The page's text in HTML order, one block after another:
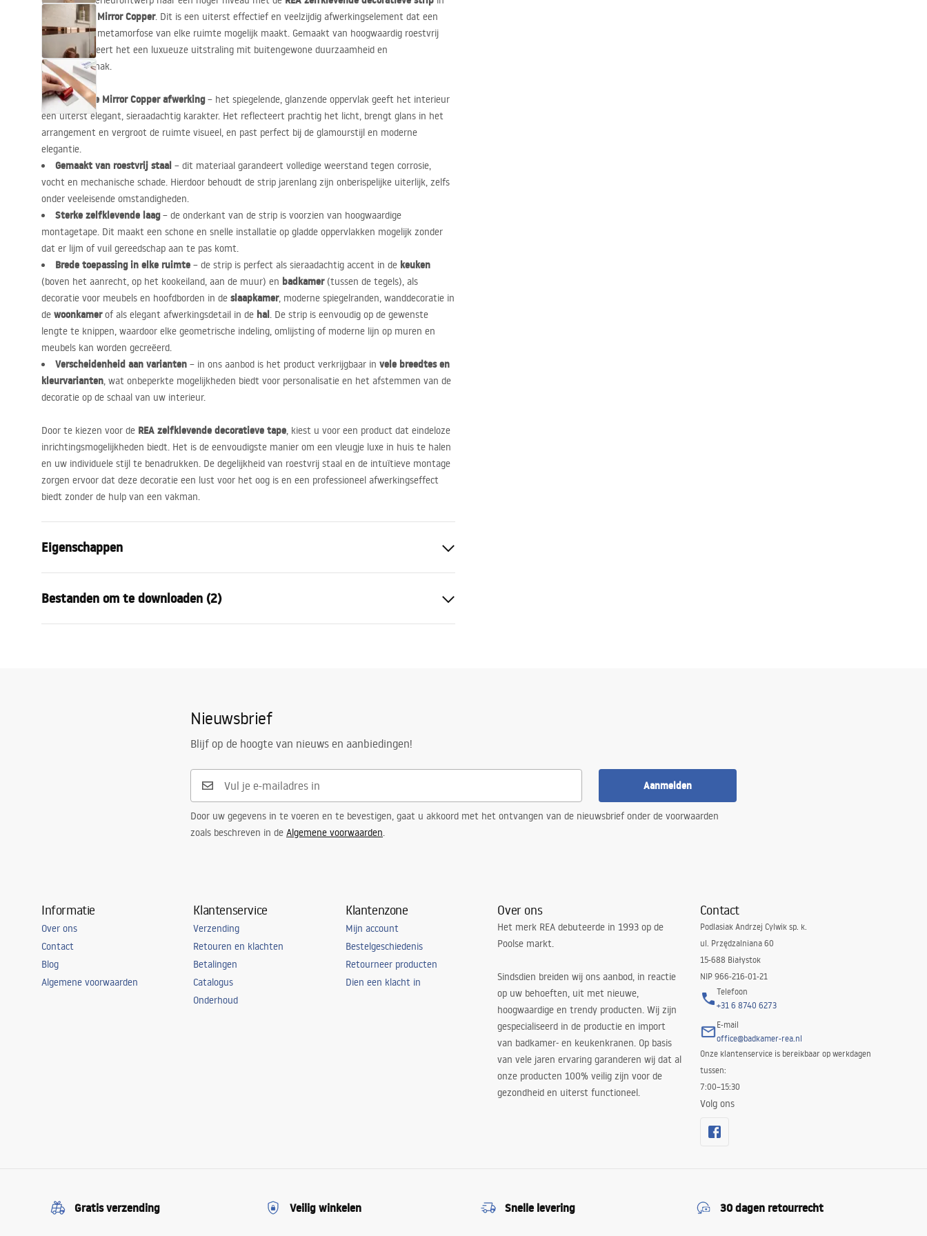
de afwerking Mirror Copper. Dit is een uiterst effectief en veelzijdig afwerkingselement dat een
onmiddellijke metamorfose van elke ruimte mogelijk maakt. Gemaakt van hoogwaardig roestvrij
staal, combineert het een luxueuze uitstraling mit buitengewone duurzaamheid en
installatiegemak.
Effectieve Mirror Copper afwerking– het spiegelende, glanzende oppervlak geeft het interieur
een uiterst elegant, sieraadachtig karakter. Het reflecteert prachtig het licht, brengt glans in het
arrangement en vergroot de ruimte visueel, en past perfect bij de glamourstijl en moderne
elegantie.
Gemaakt van roestvrij staal – dit materiaal garandeert volledige weerstand tegen corrosie,
vocht en mechanische schade. Hierdoor behoudt de strip jarenlang zijn onberispelijke uiterlijk, zelfs
onder veeleisende omstandigheden.
Sterke zelfklevende laag– de onderkant van de strip is voorzien van hoogwaardige
montagetape. Dit maakt een schone en snelle installatie op gladde oppervlakken mogelijk zonder
dat er lijm of vuil gereedschap aan te pas komt.
Brede toepassing in elke ruimte – de strip is perfect als sieraadachtig accent in de keuken
(boven het aanrecht, op het kookeiland, aan de muur) en badkamer(tussen de tegels), als
decoratie voor meubels en hoofdborden in de slaapkamer, moderne spiegelranden, wanddecoratie in
de woonkamerof als elegant afwerkingsdetail in de hal. De strip is eenvoudig op de gewenste
lengte te knippen, waardoor elke geometrische indeling, omlijsting of moderne lijn op muren en
meubels kan worden gecreëerd.
Verscheidenheid aan varianten – in ons aanbod is het product verkrijgbaar in vele breedtes en
kleurvarianten, wat onbeperkte mogelijkheden biedt voor personalisatie en het afstemmen van de
decoratie op de schaal van uw interieur.
Door te kiezen voor de REA zelfklevende decoratieve tape, kiest u voor een product dat eindeloze
inrichtingsmogelijkheden biedt. Het is de eenvoudigste manier om een vleugje luxe in huis te halen
en uw individuele stijl te benadrukken. De degelijkheid van roestvrij staal en de intuïtieve montage
zorgen ervoor dat deze decoratie een lust voor het oog is en een professioneel afwerkingseffect
biedt zonder de hulp van een vakman.
Eigenschappen
Kleur
Materiaal
Roestvrij staal
Ja
24 maanden
Bestanden om te downloaden (2)
Nieuwsbrief
Blijf op de hoogte van nieuws en aanbiedingen!
Aanmelden
Door uw gegevens in te voeren en te bevestigen, gaat u akkoord met het ontvangen van de nieuwsbrief onder de voorwaarden
zoals beschreven in de Algemene voorwaarden.
Informatie
Over ons
Contact
Blog
Algemene voorwaarden
Klantenservice
Verzending
Retouren en klachten
Betalingen
Catalogus
Onderhoud
Klantenzone
Mijn account
Bestelgeschiedenis
Retourneer producten
Dien een klacht in
Over ons
Het merk REA debuteerde in 1993 op de
Poolse markt.
Sindsdien breiden wij ons aanbod, in reactie
op uw behoeften, uit met nieuwe,
hoogwaardige en trendy producten. Wij zijn
gespecialiseerd in de productie en import
van badkamer- en keukenkranen. Op basis
van vele jaren ervaring garanderen wij dat al
onze producten 100% veilig zijn voor de
gezondheid en uiterst functioneel.
Contact
Podlasiak Andrzej Cylwik sp. k.
ul. Przędzalniana 60
15-688 Białystok
NIP 966-216-01-21
Telefoon
+31 6 8740 6273
E-mail
office@badkamer-rea.nl
Onze klantenservice is bereikbaar op werkdagen
tussen:
7:00–15:30
Volg ons
Gratis verzending Veilig winkelen Snelle levering 30 dagen retourrecht